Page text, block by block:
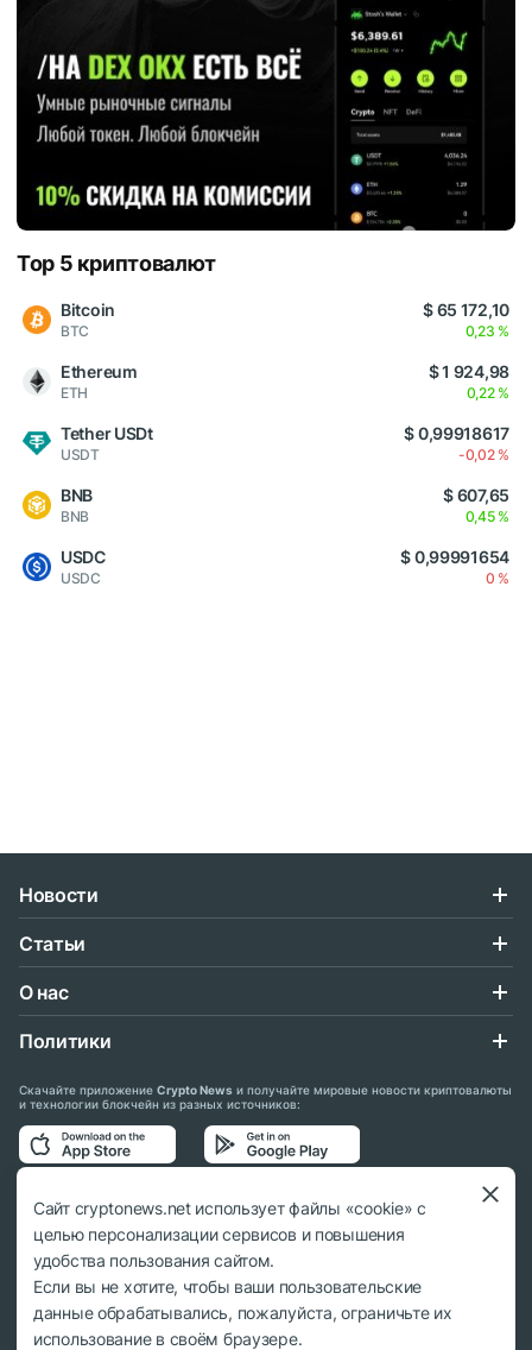
Top 5 криптовалют
Bitcoin
BTC
$ 65 172,10
0,23 %
Ethereum
ETH
$ 1 924,98
0,22 %
Tether USDt
USDT
$ 0,99918617
-0,02 %
BNB
BNB
$ 607,65
0,45 %
USDC
USDC
$ 0,99991654
0 %
Новости
Статьи
О нас
Политики
Скачайте приложение Crypto News и получайте мировые новости криптовалюты
и технологии блокчейн из разных источников:
Подписывайтесь на нас в социальных сетях:
© 2018 - 2026 Crypto News. При использовании материалов ссылка на
cryptonews.net обязательна.
Сайт cryptonews.net использует файлы «cookie» с
целью персонализации сервисов и повышения
удобства пользования сайтом.
Если вы не хотите, чтобы ваши пользовательские
данные обрабатывались, пожалуйста, ограничьте их
использование в своём браузере.